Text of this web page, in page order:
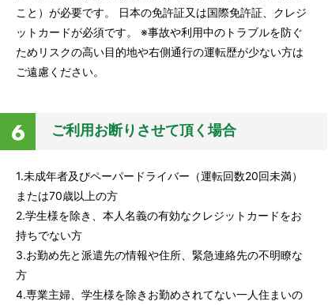
こと）が必要です。 日本の免許証又は国際免許証、クレジ
ットカードが必須です。 ※事故や利用中のトラブルを防ぐ
ためリスクの高い目的地や右側通行の運転歴が少ない方は
ご遠慮ください。
ご利用お断りさせて頂く場合
1.未成年者及びペーパードライバー（運転回数20回未満）
または70歳以上の方
2.学生様を除き、本人名義の有効なクレジットカードをお
持ちでない方
3.お勤め先と派遣先の情報や住所、緊急連絡先の不明瞭な
方
4.専業主婦、学生様を除きお勤めされてない一人住まいの